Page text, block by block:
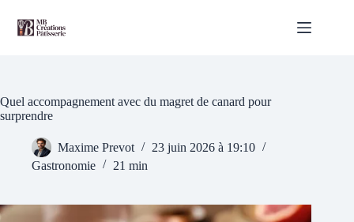
contenu
Quel accompagnement avec du magret de canard pour
surprendre
Maxime Prevot
23 juin 2026 à 19:10
Gastronomie
21 min